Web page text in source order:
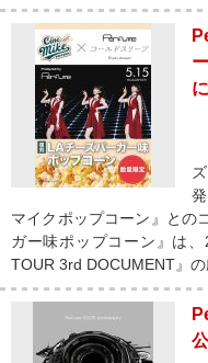
マイクポップコーン』との
ガー味ポップコーン』は
TOUR 3rd DOCUMENT』の